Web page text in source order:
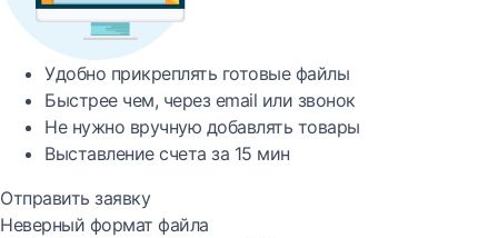
Удобно прикреплять готовые файлы
Быстреечем, через email или звонок
Не нужно вручную добавлять товары
Выставление счета за 15 мин
Отправить заявку
Неверный формат файла